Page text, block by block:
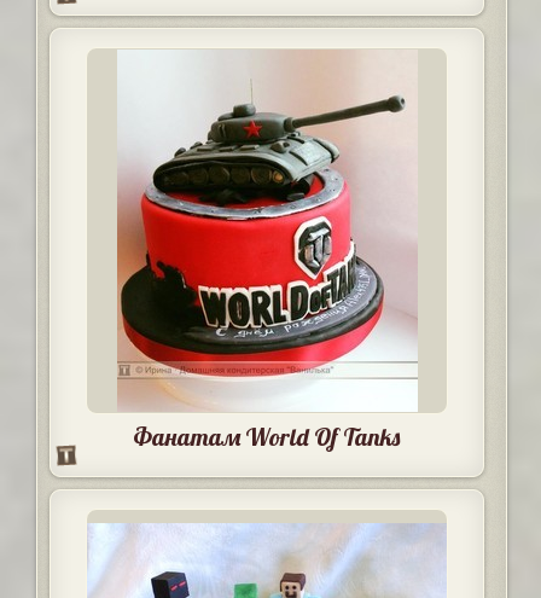
Фанатам World Of Tanks